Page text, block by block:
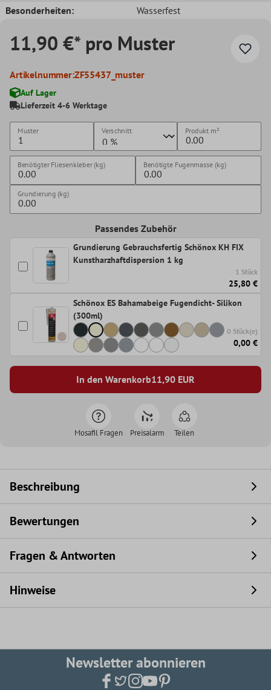
Besonderheiten:
Wasserfest
11,90 €* pro Muster
Artikelnummer:ZF55437_muster
Auf Lager
Lieferzeit 4-6 Werktage
Muster Verschnitt Produkt m²
Benötigter Fliesenkleber (kg) Benötigte Fugenmasse (kg)
Grundierung (kg)
Passendes Zubehör
Grundierung Gebrauchsfertig Schönox KH FIX
Kunstharzhaftdispersion 1 kg
1 Stück
25,80 €
Schönox ES Bahamabeige Fugendicht- Silikon
(300ml)
0 Stück(e)
0,00 €
In den Warenkorb11,90 EUR
Mosafil Fragen Preisalarm Teilen
Beschreibung
Bewertungen
Fragen & Antworten
Hinweise
Newsletter abonnieren